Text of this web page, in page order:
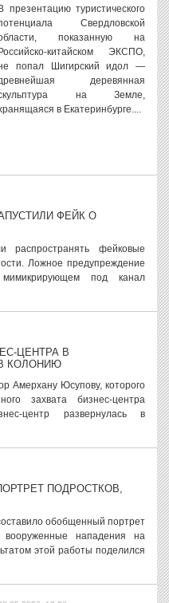
В презентацию туристического
Свердловской
показанную на
Российско-китайском ЭКСПО,
попал Шигирский идол —
деревянная
на Земле,
в Екатеринбурге....
ФЕЙК О
распространять фейковые
Ложное предупреждение
мимикрирующем под канал
ЦЕНТРА В
КОЛОНИЮ
Амерхану Юсупову, которого
захвата бизнес-центра
центр развернулась в
ПОДРОСТКОВ,
обобщенный портрет
вооруженные нападения на
этой работы поделился